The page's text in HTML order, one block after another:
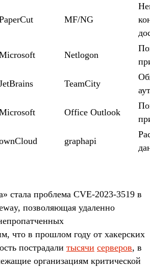
MF/NG
Netlogon
TeamCity
Office Outlook
graphapi
стала проблема CVE-2023-3519 в
позволяющая удаленно
что в прошлом году от хакерских
пострадали тысячи серверов, в
организациям критической